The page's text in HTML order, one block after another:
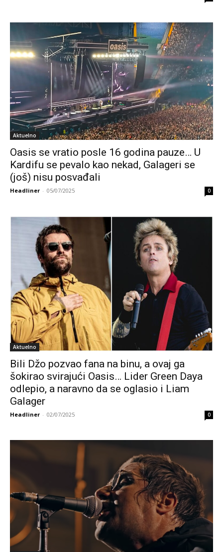
Aktuelno
Oasis se vratio posle 16 godina pauze… U
Kardifu se pevalo kao nekad, Galageri se
(još) nisu posvađali
Headliner - 05/07/2025 0
Aktuelno
Bili Džo pozvao fana na binu, a ovaj ga
šokirao svirajući Oasis… Lider Green Daya
odlepio, a naravno da se oglasio i Liam
Galager
Headliner - 02/07/2025 0